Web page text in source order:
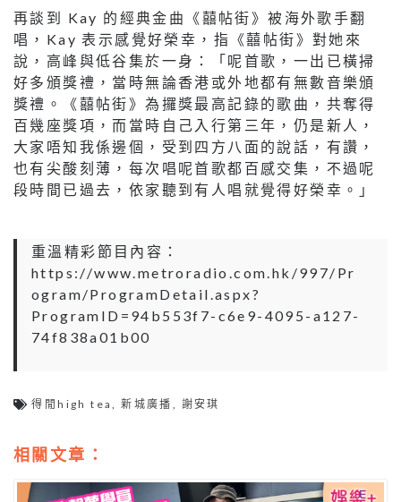
再談到 Kay 的經典金曲《囍帖街》被海外歌手翻
唱，Kay 表示感覺好榮幸，指《囍帖街》對她來
說，高峰與低谷集於一身：「呢首歌，一出已橫掃
好多頒獎禮，當時無論香港或外地都有無數音樂頒
獎禮。《囍帖街》為攞獎最高記錄的歌曲，共奪得
百幾座獎項，而當時自己入行第三年，仍是新人，
大家唔知我係邊個，受到四方八面的說話，有讚，
也有尖酸刻薄，每次唱呢首歌都百感交集，不過呢
段時間已過去，依家聽到有人唱就覺得好榮幸。」
重溫精彩節目內容：
https://www.metroradio.com.hk/997/Pr
ogram/ProgramDetail.aspx?
ProgramID=94b553f7-c6e9-4095-a127-
74f838a01b00
得閒high tea ,新城廣播 謝安琪
相關文章：